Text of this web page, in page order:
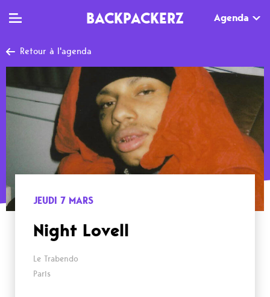
BACKPACKERZ Agenda
Clips
Documentaires
Web-séries
MAG
Dossiers
Tops
Interviews
AGENDA
Paris
Festivals
Retour à l'agenda
JEUDI 7 MARS
Night Lovell
Le Trabendo
Paris